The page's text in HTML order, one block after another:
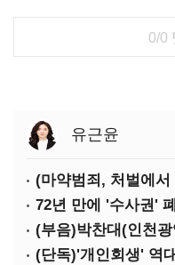
0/0
유근윤
(부음)박찬대(인천